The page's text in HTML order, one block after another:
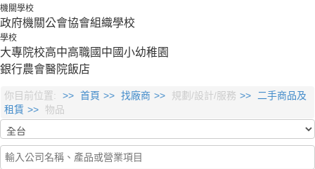
機關學校
政府機關公會協會組織學校
學校
大專院校高中高職國中 國小幼稚園
銀行農會醫院飯店
你目前位置: 首頁 找廠商 規劃/設計/服務
二手商品及
租賃
物品